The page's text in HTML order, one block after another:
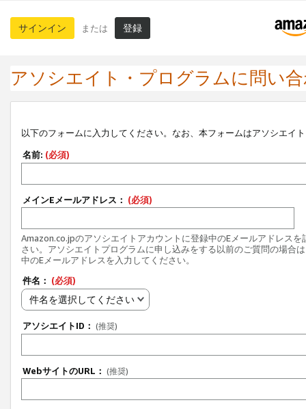
サインイン または 登録
アソシエイト・プログラムに問い
以下のフォームに入力してください。なお、本フォームはアソシエイ
名前: (必須)
メインEメールアドレス： (必須)
Amazon.co.jpのアソシエイトアカウントに登録中のEメールアドレスを
さい。アソシエイトプログラムに申し込みをする以前のご質問の場合
中のEメールアドレスを入力してください。
件名： (必須)
件名を選択してください
アソシエイトID： (推奨)
WebサイトのURL： (推奨)